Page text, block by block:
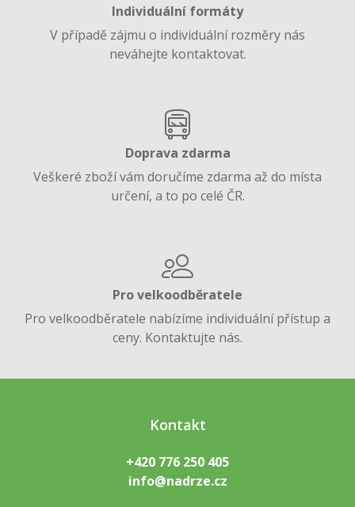
Individuální formáty
V případě zájmu o individuální rozměry nás
neváhejte kontaktovat.
Doprava zdarma
Veškeré zboží vám doručíme zdarma až do místa
určení, a to po celé ČR.
Pro velkoodběratele
Pro velkoodběratele nabízíme individuální přístup a
ceny. Kontaktujte nás.
Kontakt
+420 776 250 405
info@nadrze.cz